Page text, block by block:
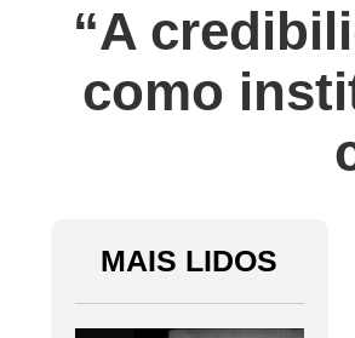
“A
como
MAIS LIDOS